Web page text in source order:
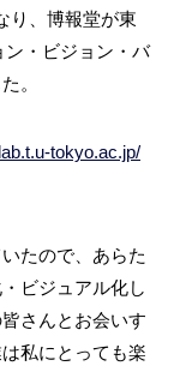
り、博報堂が東
・ビジョン・バ
。
tokyo.ac.jp/
たので、あらた
ビジュアル化し
さんとお会いす
私にとっても楽